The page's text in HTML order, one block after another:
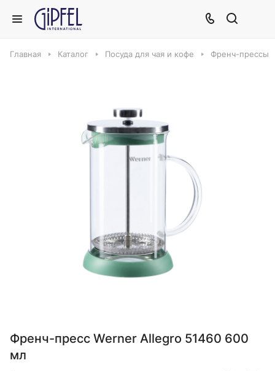
Главная Каталог Посуда для чая и кофе Френч-прессы
Френч-пресс Werner Allegro 51460 600
мл